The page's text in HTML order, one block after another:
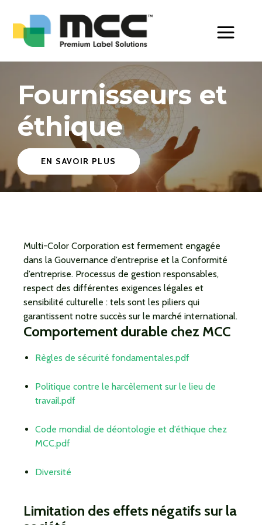
Fournisseurs et
éthique
EN SAVOIR PLUS
Multi-Color Corporation est fermement engagée
dans la Gouvernance d’entreprise et la Conformité
d’entreprise. Processus de gestion responsables,
respect des différentes exigences légales et
sensibilité culturelle : tels sont les piliers qui
garantissent notre succès sur le marché international.
Comportement durable chez MCC
Règles de sécurité fondamentales.pdf
Politique contre le harcèlement sur le lieu de
travail.pdf
Code mondial de déontologie et d’éthique chez
MCC.pdf
Diversité
Limitation des effets négatifs sur la